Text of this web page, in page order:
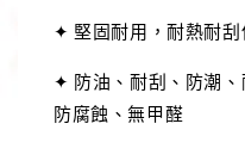
✦ 堅固耐用，耐熱耐
✦ 防油、耐刮、防潮、
防腐蝕、無甲醛